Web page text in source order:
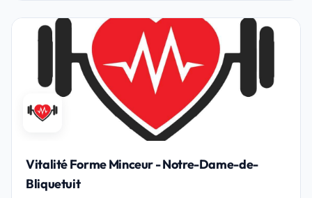
Vitalité Forme Minceur - Notre-Dame-de-
Bliquetuit